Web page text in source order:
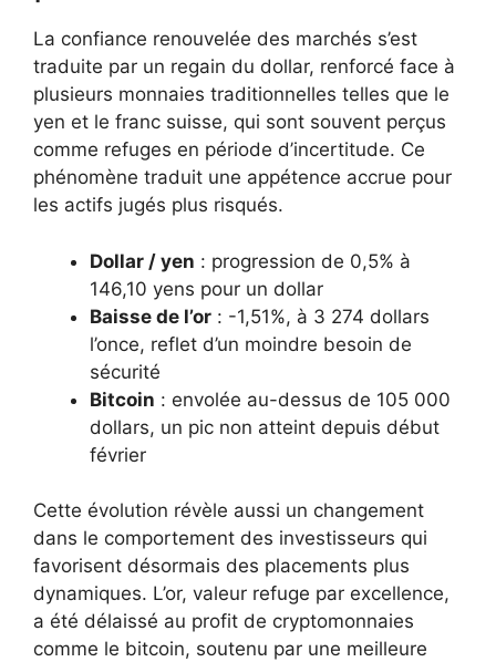
La confiance renouvelée des marchés s’est
traduite par un regain du dollar, renforcé face à
plusieurs monnaies traditionnelles telles que le
yen et le franc suisse, qui sont souvent perçus
comme refuges en période d’incertitude. Ce
phénomène traduit une appétence accrue pour
les actifs jugés plus risqués.
Dollar / yen : progression de 0,5% à
146,10 yens pour un dollar
Baisse de l’or : -1,51%, à 3 274 dollars
l’once, reflet d’un moindre besoin de
sécurité
Bitcoin : envolée au-dessus de 105 000
dollars, un pic non atteint depuis début
février
Cette évolution révèle aussi un changement
dans le comportement des investisseurs qui
favorisent désormais des placements plus
dynamiques. L’or, valeur refuge par excellence,
a été délaissé au profit de cryptomonnaies
comme le bitcoin, soutenu par une meilleure